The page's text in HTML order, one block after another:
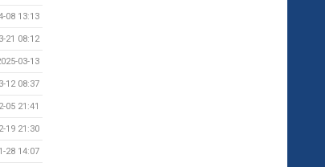
08 13:13
21 08:12
03-13
12 08:37
05 21:41
19 21:30
28 14:07